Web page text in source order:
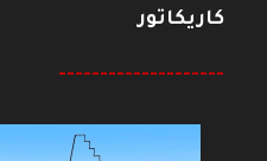
كاريكاتور
--------------------